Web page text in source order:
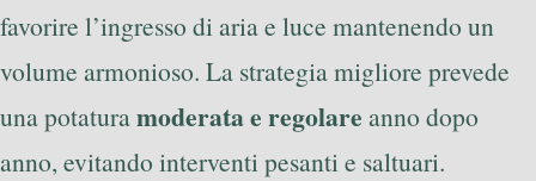
favorire l’ingresso di aria e luce mantenendo un
volume armonioso. La strategia migliore prevede
una potaturamoderata e regolare anno dopo
anno, evitando interventi pesanti e saltuari.